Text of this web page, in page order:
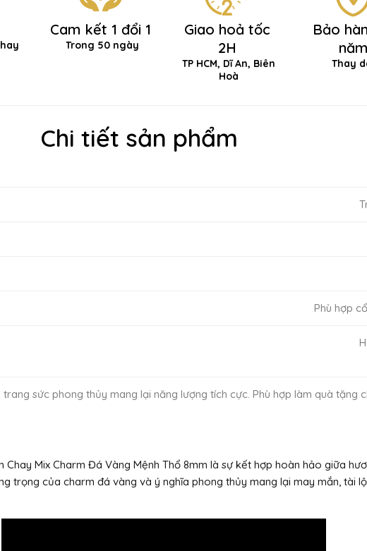
Cam kết 1 đổi 1
Trong 50 ngày
Giao hoả tốc
2H
TP HCM, Dĩ An, Biên
Hoà
Bảo
năm
Thay
Chi tiết sản phẩm
Phù hợp
trang sức phong thủy mang lại năng lượng tích cực. Phù hợp làm quà tặng
Chay Mix Charm Đá Vàng Mệnh Thổ 8mm là sự kết hợp hoàn hảo giữa
trọng của charm đá vàng và ý nghĩa phong thủy mang lại may mắn, tài